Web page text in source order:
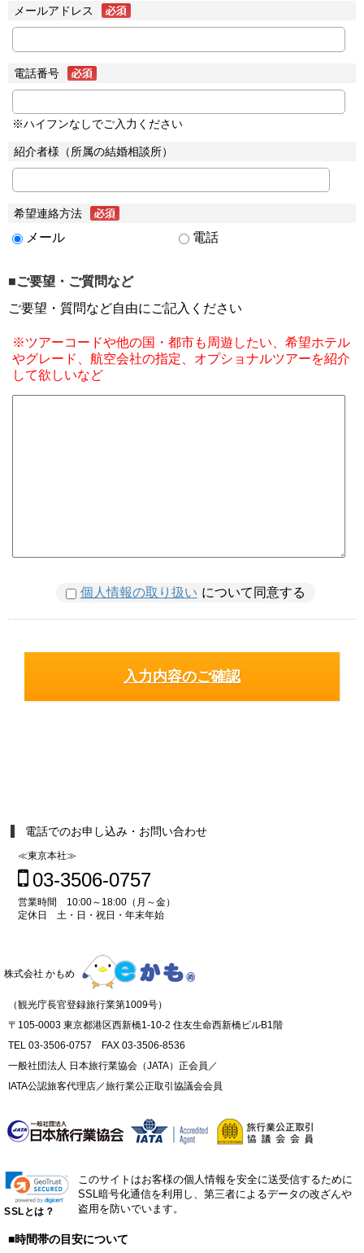
メールアドレス
電話番号
※ハイフンなしでご入力ください
紹介者様（所属の結婚相談所）
希望連絡方法
メール 電話
■ご要望・ご質問など
ご要望・質問など自由にご記入ください
※ツアーコードや他の国・都市も周遊したい、希望ホテル
やグレード、航空会社の指定、オプショナルツアーを紹介
して欲しいなど
個人情報の取り扱い について同意する
電話でのお申し込み・お問い合わせ
≪東京本社≫
03-3506-0757
営業時間 10:00～18:00（月～金）
定休日 土・日・祝日・年末年始
株式会社 かもめ
（観光庁長官登録旅行業第1009号）
〒105-0003 東京都港区西新橋1-10-2 住友生命西新橋ビルB1階
TEL 03-3506-0757 FAX 03-3506-8536
一般社団法人 日本旅行業協会（JATA）正会員／
IATA公認旅客代理店／旅行業公正取引協議会会員
SSLとは？
このサイトはお客様の個人情報を安全に送受信するために
SSL暗号化通信を利用し、第三者によるデータの改ざんや
盗用を防いでいます。
■時間帯の目安について